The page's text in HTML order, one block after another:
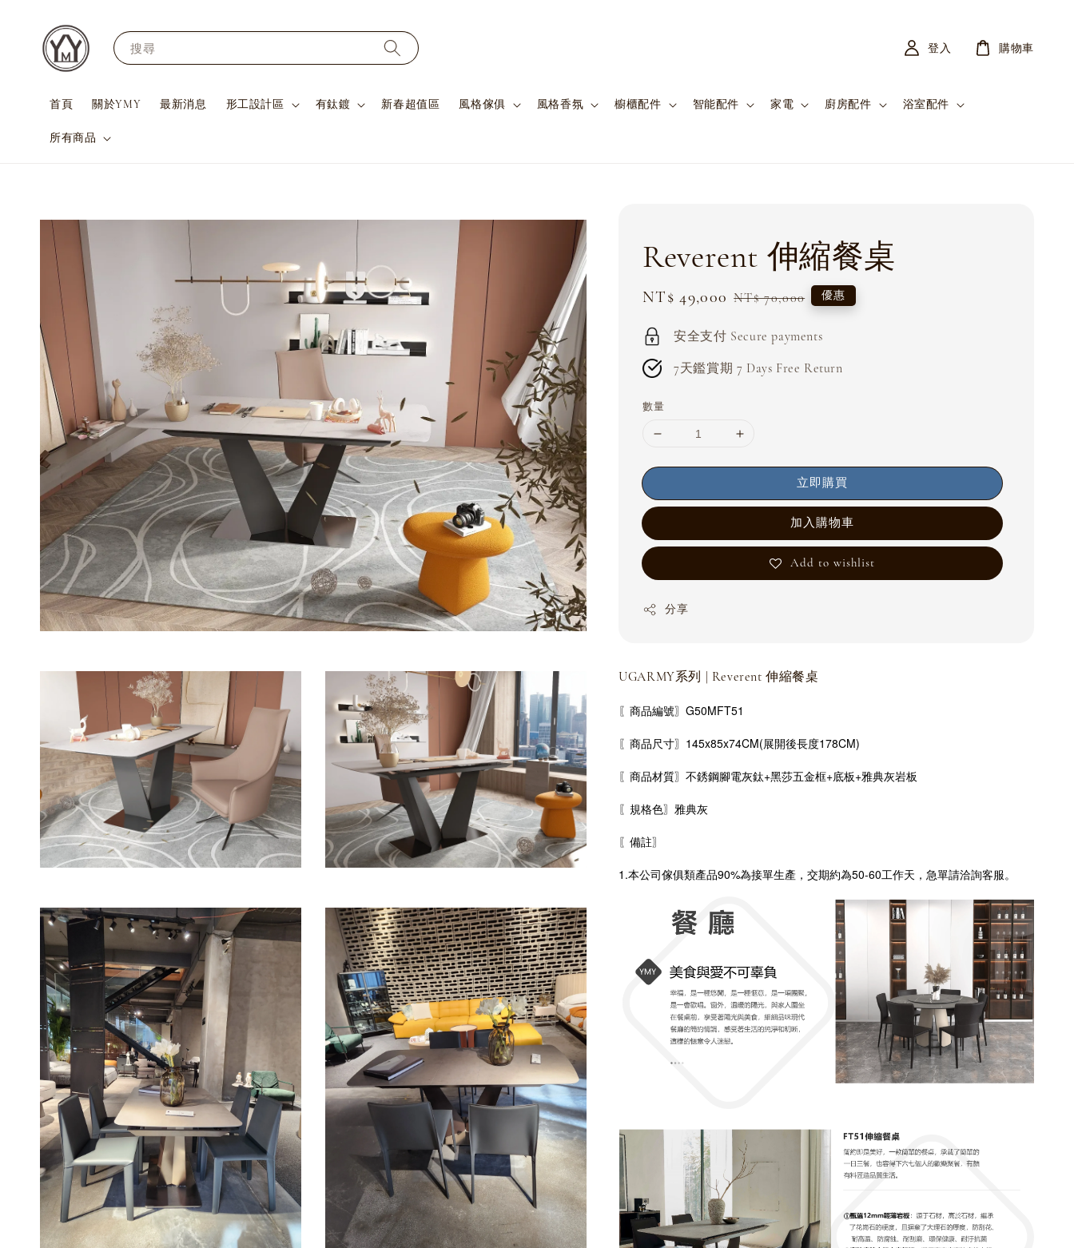
搜尋
首頁 關於YMY 最新消息 形工設計區 有鈦鍍 新春超值區 風格傢俱 風格香氛 櫥櫃配件 智能配件 家電 廚房配件 浴室配件
所有商品
登入 購物車
Reverent 伸縮餐桌
Sale
NT$ 49,000 Regular
NT$ 70,000 優惠
安全支付 Secure payments
7天鑑賞期 7 Days Free Return
數量
立即購買
加入購物車
Add to wishlist
分享
UGARMY系列 | Reverent 伸縮餐桌
〖商品編號〗G50MFT51
〖商品尺寸〗145x85x74CM(展開後長度178CM)
〖商品材質〗不銹鋼腳電灰鈦+黑莎五金框+底板+雅典灰岩板
〖規格色〗雅典灰
〖備註〗
1.本公司傢俱類產品90%為接單生產，交期約為50-60工作天，急單請洽詢客服。